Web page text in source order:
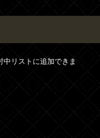
リストに追加できま